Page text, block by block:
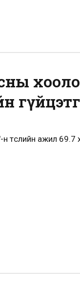
төслийн ажил 69.7